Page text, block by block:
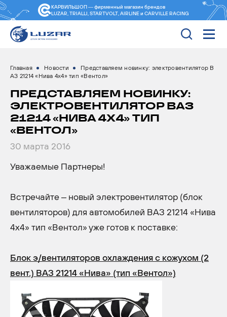
КАРВИЛЬШОП — фирменный магазин брендов
LUZAR, TRIALLI, STARTVOLT, AIRLINE и CARVILLE RACING
Главная Новости
Представляем новинку: электровентилятор В
АЗ 21214 «Нива 4x4» тип «Вентол»
ПРЕДСТАВЛЯЕМ НОВИНКУ:
ЭЛЕКТРОВЕНТИЛЯТОР ВАЗ
21214 «НИВА 4X4» ТИП
«ВЕНТОЛ»
30 марта 2016
Уважаемые Партнеры!
Встречайте – новый электровентилятор (блок
вентиляторов) для автомобилей ВАЗ 21214 «Нива
4x4» тип «Вентол» уже готов к поставке:
Блок э/вентиляторов охлаждения с кожухом (2
вент.) ВАЗ 21214 «Нива» (тип «Вентол»)